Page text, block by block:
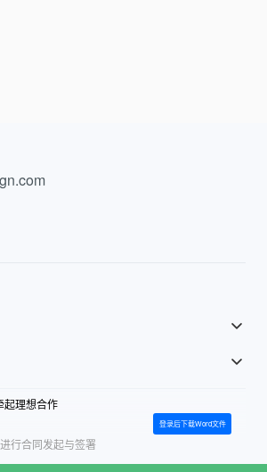
起理想合作
行合同发起与签署
登录后下载Word文件